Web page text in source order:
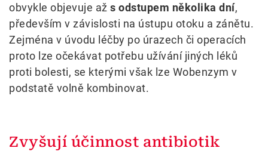
obvykle objevuje až s odstupem několika dní,
především v závislosti na ústupu otoku a zánětu.
Zejména v úvodu léčby po úrazech či operacích
proto lze očekávat potřebu užívání jiných léků
proti bolesti, se kterými však lze Wobenzym v
podstatě volně kombinovat.
Zvyšují účinnost antibiotik